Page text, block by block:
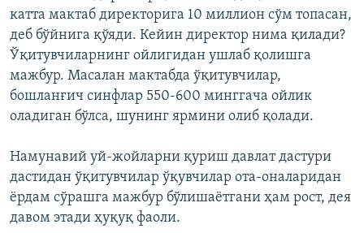
катта мактаб директорига 10 миллион сўм топасан,
деб бўйнига қўяди. Кейин директор нима қилади?
Ўқитувчиларнинг ойлигидан ушлаб қолишга
мажбур. Масалан мактабда ўқитувчилар,
бошланғич синфлар 550-600 минггача ойлик
оладиган бўлса, шунинг ярмини олиб қолади.
Намунавий уй-жойларни қуриш давлат дастури
дастидан ўқитувчилар ўқувчилар ота-оналаридан
ёрдам сўрашга мажбур бўлишаётгани ҳам рост, дея
давом этади ҳуқуқ фаоли.